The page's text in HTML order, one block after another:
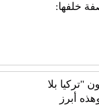
خلفها:
"تركيا بلا
أبرز